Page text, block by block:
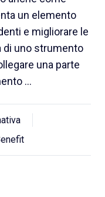
un elemento
e migliorare le
di uno strumento
una parte
…